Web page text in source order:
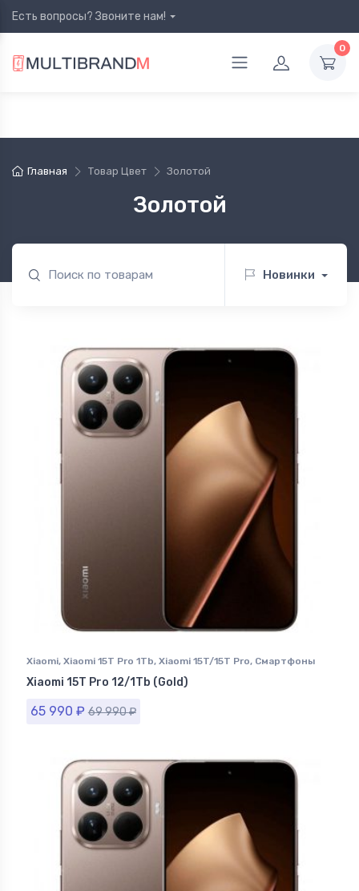
Есть вопросы? Звоните нам!
0
Главная Товар Цвет Золотой
Золотой
Новинки
Xiaomi, Xiaomi 15T Pro 1Tb, Xiaomi 15T/15T Pro, Смартфоны
Xiaomi
Xiaomi 15T Pro 12/1Tb (Gold)
65 990 ₽ 69 990₽